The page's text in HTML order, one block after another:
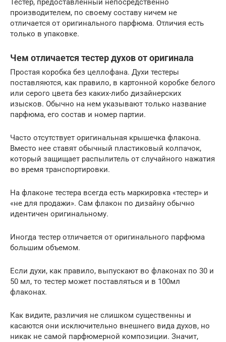
Тестер, предоставленный непосредственно
производителем, по своему составу ничем не
отличается от оригинального парфюма. Отличия есть
только в упаковке.
Чем отличается тестер духов от оригинала
Простая коробка без целлофана. Духи тестеры
поставляются, как правило, в картонной коробке белого
или серого цвета без каких-либо дизайнерских
изысков. Обычно на нем указывают только название
парфюма, его состав и номер партии.
Часто отсутствует оригинальная крышечка флакона.
Вместо нее ставят обычный пластиковый колпачок,
который защищает распылитель от случайного нажатия
во время транспортировки.
На флаконе тестера всегда есть маркировка «тестер» и
«не для продажи». Сам флакон по дизайну обычно
идентичен оригинальному.
Иногда тестер отличается от оригинального парфюма
большим объемом.
Если духи, как правило, выпускают во флаконах по 30 и
50 мл, то тестер может поставляться и в 100мл
флаконах.
Как видите, различия не слишком существенны и
касаются они исключительно внешнего вида духов, но
никак не самой парфюмерной композиции. Значит,